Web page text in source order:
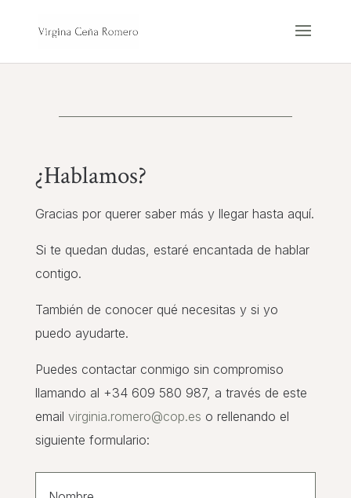
¿Hablamos?
Gracias por querer saber más y llegar hasta aquí.
Si te quedan dudas, estaré encantada de hablar
contigo.
También de conocer qué necesitas y si yo
puedo ayudarte.
Puedes contactar conmigo sin compromiso
llamando al +34 609 580 987, a través de este
email virginia.romero@cop.es o rellenando el
siguiente formulario: